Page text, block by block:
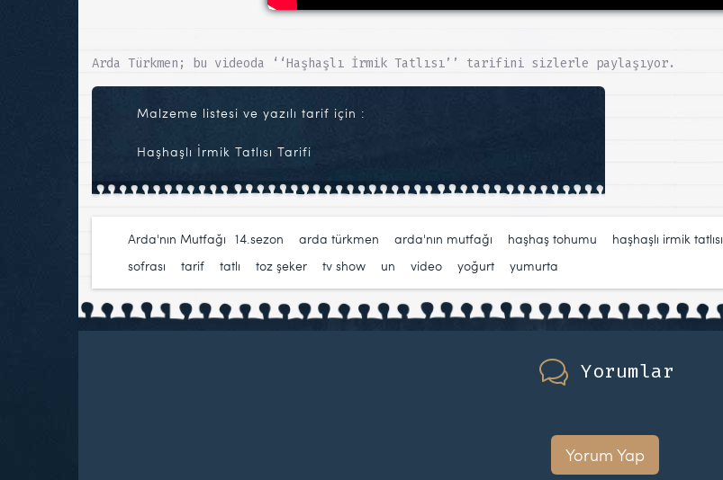
Arda Türkmen; bu videoda ‘‘Haşhaşlı İrmik Tatlısı’’ tarifini sizlerle paylaşıyor.
Malzeme listesi ve yazılı tarif için :
Haşhaşlı İrmik Tatlısı Tarifi
Arda'nın Mutfağı 14.sezon arda türkmen arda'nın mutfağı haşhaş tohumu haşhaşlı irmik tatlısı
sofrası
tarif tatlı toz şeker tv show un video yoğurt yumurta
Yorumlar
Yorum Yap